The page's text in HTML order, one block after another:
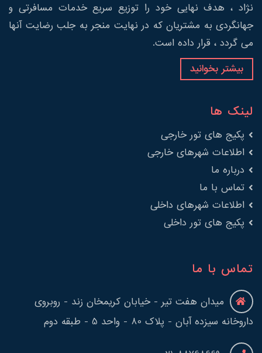
نژاد ، هدف نهایی خود را توزیع سریع خدمات مسافرتی و
جهانگردی به مشتریان که در نهایت منجر به جلب رضایت آنها
می گردد ، قرار داده است.
بیشتر بخوانید
لینک ها
پکیج های تور خارجی
اطلاعات شهرهای خارجی
درباره ما
تماس با ما
اطلاعات شهرهای داخلی
پکیج های تور داخلی
تماس با ما
میدان هفت تیر - خیابان کریمخان زند - روبروی
داروخانه سیزده آبان - پلاک 80 - واحد 5 - طبقه دوم